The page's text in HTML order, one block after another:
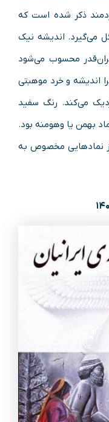
ذکر شده است که
می‌گیرد. اندیشه نیک
محسوب می‌شود
اندیشه و خرد موهبتی
می‌کند. رنگ سفید
بهمن یا وهومنه بود.
نمادهایی مخصوص به